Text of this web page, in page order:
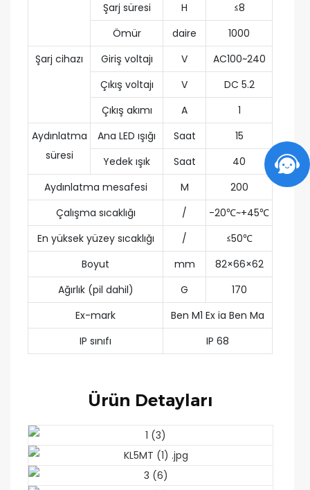
Şarj süresi H
≤8
Ömür
daire
1000
Şarj cihazı
Giriş voltajı V
AC100~240
Çıkış voltajı
V
DC 5.2
Çıkış akımı
A
1
Aydınlatma
süresi
Ana LED ışığı Saat
15
Yedek ışık
Saat
40
Aydınlatma mesafesi
M
200
Çalışma sıcaklığı
/
-20℃~+45℃
En yüksek yüzey sıcaklığı
/
≤50℃
Boyut
mm
82×66×62
Ağırlık (pil dahil)
G
170
Ex-mark
Ben M1 Ex ia Ben Ma
IP sınıfı
IP 68
Ürün Detayları